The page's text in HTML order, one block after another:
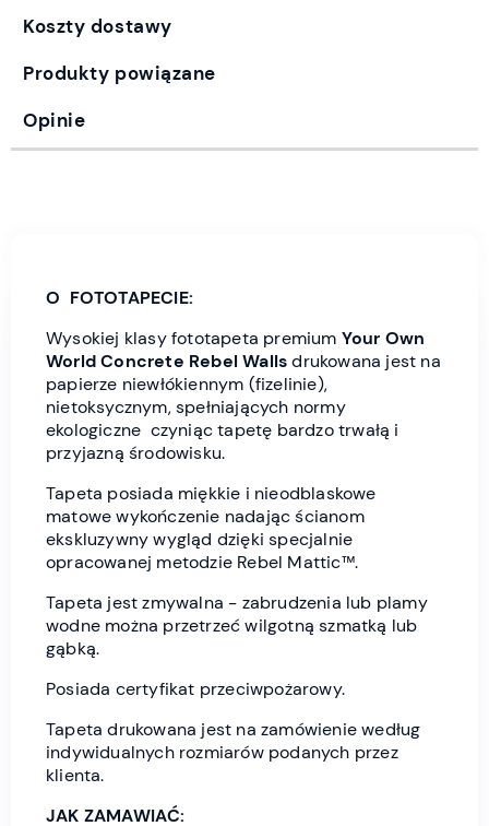
Koszty dostawy
Produkty powiązane
Opinie
O FOTOTAPECIE:
Wysokiej klasy fototapeta premium Your Own
World Concrete Rebel Wallsdrukowana jest na
papierze niewłókiennym (fizelinie),
nietoksycznym, spełniających normy
ekologiczne czyniąc tapetę bardzo trwałą i
przyjazną środowisku.
Tapeta posiada miękkie i nieodblaskowe
matowe wykończenie nadając ścianom
ekskluzywny wygląd dzięki specjalnie
opracowanej metodzie Rebel Mattic™.
Tapeta jest zmywalna - zabrudzenia lub plamy
wodne można przetrzeć wilgotną szmatką lub
gąbką.
Posiada certyfikat przeciwpożarowy.
Tapeta drukowana jest na zamówienie według
indywidualnych rozmiarów podanych przez
klienta.
JAK ZAMAWIAĆ: